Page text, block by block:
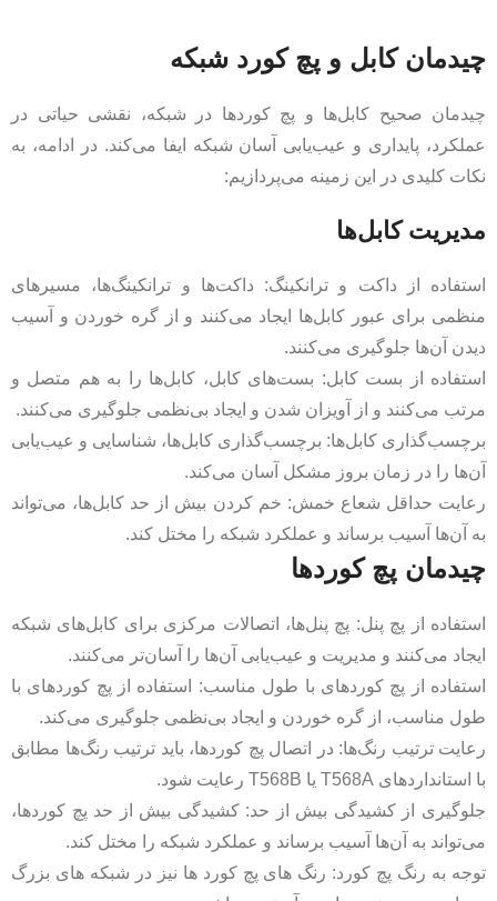
چیدمان کابل و پچ کورد شبکه
چیدمان صحیح کابل‌ها و پچ کوردها در شبکه، نقشی حیاتی در
عملکرد، پایداری و عیب‌یابی آسان شبکه ایفا می‌کند. در ادامه، به
نکات کلیدی در این زمینه می‌پردازیم:
مدیریت کابل‌ها
استفاده از داکت و ترانکینگ: داکت‌ها و ترانکینگ‌ها، مسیرهای
منظمی برای عبور کابل‌ها ایجاد می‌کنند و از گره خوردن و آسیب
دیدن آن‌ها جلوگیری می‌کنند.
استفاده از بست کابل: بست‌های کابل، کابل‌ها را به هم متصل و
مرتب می‌کنند و از آویزان شدن و ایجاد بی‌نظمی جلوگیری می‌کنند.
برچسب‌گذاری کابل‌ها: برچسب‌گذاری کابل‌ها، شناسایی و عیب‌یابی
آن‌ها را در زمان بروز مشکل آسان می‌کند.
رعایت حداقل شعاع خمش: خم کردن بیش از حد کابل‌ها، می‌تواند
به آن‌ها آسیب برساند و عملکرد شبکه را مختل کند.
چیدمان پچ کوردها
استفاده از پچ پنل: پچ پنل‌ها، اتصالات مرکزی برای کابل‌های شبکه
ایجاد می‌کنند و مدیریت و عیب‌یابی آن‌ها را آسان‌تر می‌کنند.
استفاده از پچ کوردهای با طول مناسب: استفاده از پچ کوردهای با
طول مناسب، از گره خوردن و ایجاد بی‌نظمی جلوگیری می‌کند.
رعایت ترتیب رنگ‌ها: در اتصال پچ کوردها، باید ترتیب رنگ‌ها مطابق
با استانداردهای T568A یا T568B رعایت شود.
جلوگیری از کشیدگی بیش از حد: کشیدگی بیش از حد پچ کوردها،
می‌تواند به آن‌ها آسیب برساند و عملکرد شبکه را مختل کند.
توجه به رنگ پچ کورد: رنگ های پچ کورد ها نیز در شبکه های بزرگ